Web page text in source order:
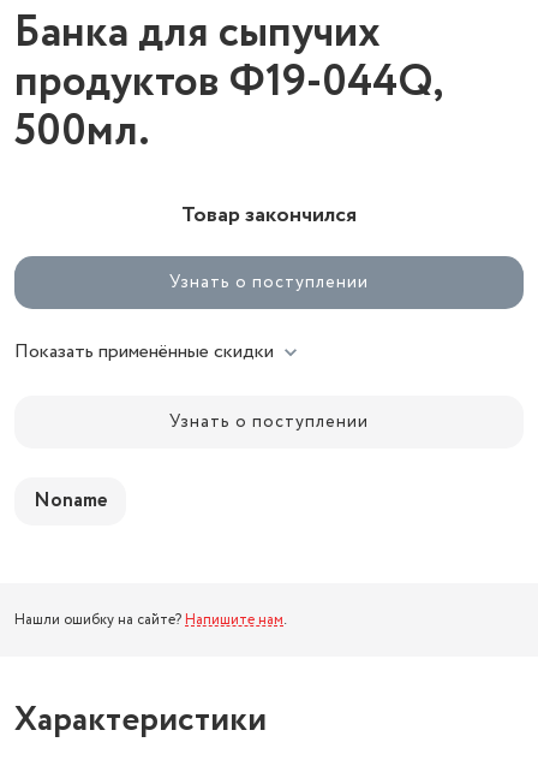
Банка для сыпучих
продуктов Ф19-044Q,
500мл.
Товар закончился
Узнать о поступлении
Показать применённые скидки
Узнать о поступлении
Noname
Нашли ошибку на сайте? Напишите нам.
Характеристики